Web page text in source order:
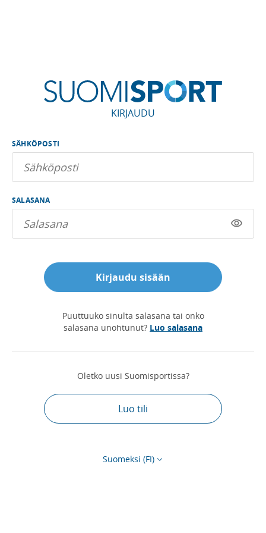
KIRJAUDU
SÄHKÖPOSTI
SALASANA
Kirjaudu sisään
Puuttuuko sinulta salasana tai onko
salasana unohtunut? Luo salasana
Oletko uusi Suomisportissa?
Luo tili
Suomeksi (FI)